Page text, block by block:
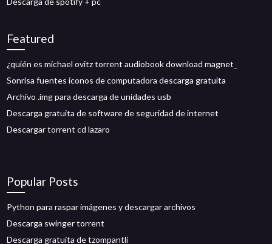
Featured
¿quién es michael ovitz torrent audiobook download magnet_
Sonrisa fuentes iconos de computadora descarga gratuita
Archivo .img para descarga de unidades usb
Descarga gratuita de software de seguridad de internet
Descargar torrent cd lazaro
Popular Posts
Python para raspar imágenes y descargar archivos
Descarga swinger torrent
Descarga gratuita de tzompantli